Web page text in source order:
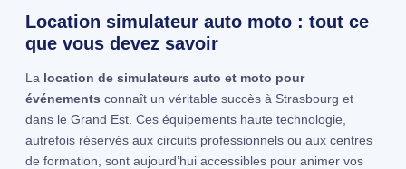
Location simulateur auto moto : tout ce
que vous devez savoir
La location de simulateurs auto et moto pour
événements connaît un véritable succès à Strasbourg et
dans le Grand Est. Ces équipements haute technologie,
autrefois réservés aux circuits professionnels ou aux centres
de formation, sont aujourd’hui accessibles pour animer vos